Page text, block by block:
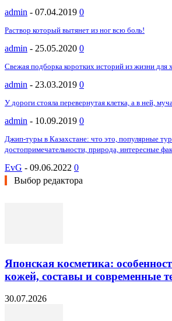
admin - 07.04.2019 0
Раствор который вытянет из ног всю боль!
admin - 25.05.2020 0
Свежая подборка коротких историй из жизни для
admin - 23.03.2019 0
У дороги стояла перевернутая клетка, а в ней,
admin - 10.09.2019 0
Джип-туры в Казахстане: что это, популярные
достопримечательности, природа, интересные
EvG - 09.06.2022 0
Выбор редактора
Японская косметика:
кожей, составы и современные
30.07.2026